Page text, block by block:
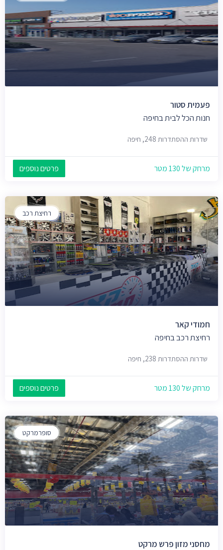
פעמית סטור
חנות הכל לבית בחיפה
שדרות ההסתדרות 248, חיפה
מרחק של 130 מטר פרטים נוספים
רחיצת רכב
חמודי קאר
רחיצת רכב בחיפה
שדרות ההסתדרות 238, חיפה
מרחק של 130 מטר פרטים נוספים
סופרמרקט
מחסני מזון פרש מרקט